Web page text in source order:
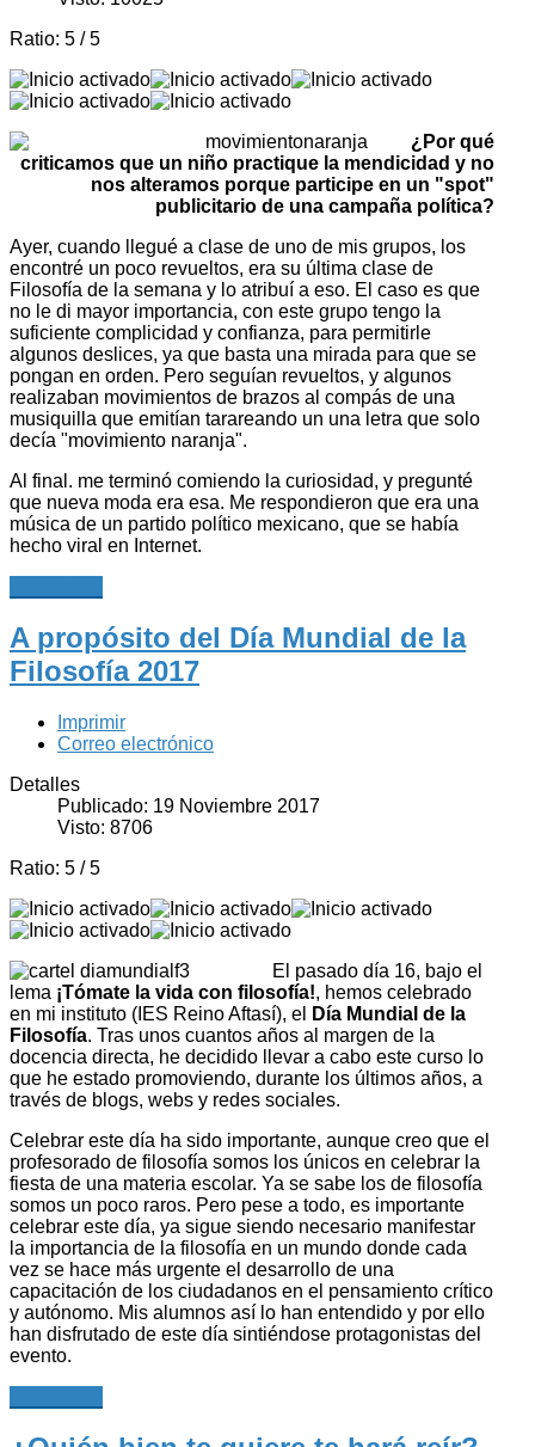
Ratio: 5 / 5
¿Por qué
criticamos que un niño practique la mendicidad y no
nos alteramos porque participe en un "spot"
publicitario de una campaña política?
Ayer, cuando llegué a clase de uno de mis grupos, los
encontré un poco revueltos, era su última clase de
Filosofía de la semana y lo atribuí a eso. El caso es que
no le di mayor importancia, con este grupo tengo la
suficiente complicidad y confianza, para permitirle
algunos deslices, ya que basta una mirada para que se
pongan en orden. Pero seguían revueltos, y algunos
realizaban movimientos de brazos al compás de una
musiquilla que emitían tarareando un una letra que solo
decía "movimiento naranja".
Al final. me terminó comiendo la curiosidad, y pregunté
que nueva moda era esa. Me respondieron que era una
música de un partido político mexicano, que se había
hecho viral en Internet.
A propósito del Día Mundial de la
Filosofía 2017
Imprimir
Correo electrónico
Detalles
Publicado: 19 Noviembre 2017
Visto: 8706
Ratio: 5 /5
El pasado día 16, bajo el
lema ¡Tómate la vida con filosofía!, hemos celebrado
en mi instituto (IES Reino Aftasí), el
Día Mundial de la
Filosofía. Tras unos cuantos años al margen de la
docencia directa, he decidido llevar a cabo este curso lo
que he estado promoviendo, durante los últimos años, a
través de blogs, webs y redes sociales.
Celebrar este día ha sido importante, aunque creo que el
profesorado de filosofía somos los únicos en celebrar la
fiesta de una materia escolar. Ya se sabe los de filosofía
somos un poco raros. Pero pese a todo, es importante
celebrar este día, ya sigue siendo necesario manifestar
la importancia de la filosofía en un mundo donde cada
vez se hace más urgente el desarrollo de una
capacitación de los ciudadanos en el pensamiento crítico
y autónomo. Mis alumnos así lo han entendido y por ello
han disfrutado de este día sintiéndose protagonistas del
evento.